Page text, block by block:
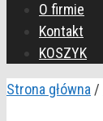
O firmie
Kontakt
KOSZYK
Strona główna /